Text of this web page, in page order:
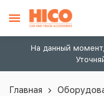
На данный
Главная